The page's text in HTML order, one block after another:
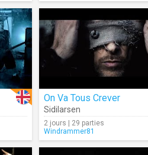
On Va Tous Crever
Sidilarsen
2 jours | 29 parties
Windrammer81